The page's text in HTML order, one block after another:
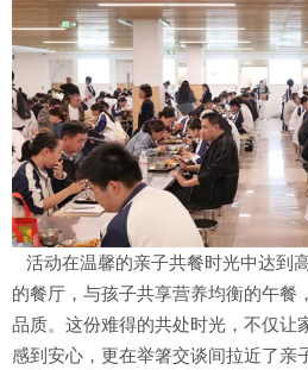
活动在温馨的亲子共餐时光中达到
的餐厅，与孩子共享营养均衡的午餐
品质。这份难得的共处时光，不仅让
感到安心，更在举箸交谈间拉近了亲